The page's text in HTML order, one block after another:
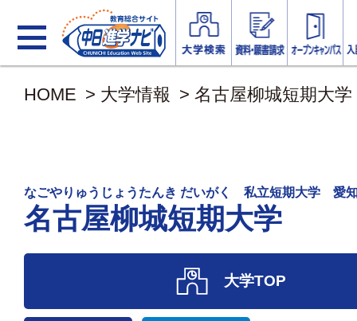
HOME > 大学情報 > 名古屋柳城短期大学
なごやりゅうじょうたんき だいがく 私立短期大学 愛
名古屋柳城短期大学
大学TOP